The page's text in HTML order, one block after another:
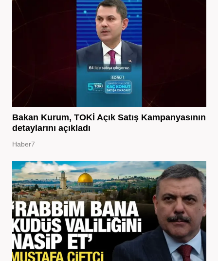
Bakan Kurum, TOKİ Açık Satış Kampanyasının
detaylarını açıkladı
Haber7